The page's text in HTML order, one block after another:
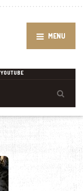
MENU
YOUTUBE